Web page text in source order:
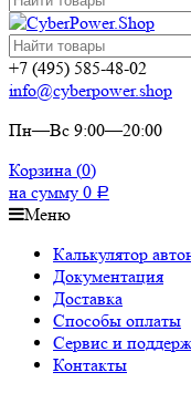
+7 (495) 585-48-02
info@cyberpower.shop
Пн—Вс 9:00—20:00
Корзина (0)
на сумму 0 Р
Меню
Калькулятор
Документация
Доставка
Способы оплаты
Сервис и
Контакты